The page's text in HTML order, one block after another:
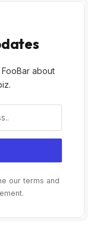
about
our terms and